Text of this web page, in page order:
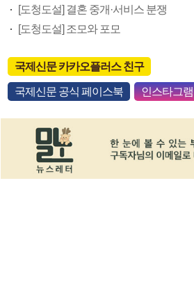
[도청도설] 결혼 중개·서비스 분쟁
[도청도설] 조모와 포모
국제신문 카카오플러스 친구
국제신문 공식 페이스북 인스타그램